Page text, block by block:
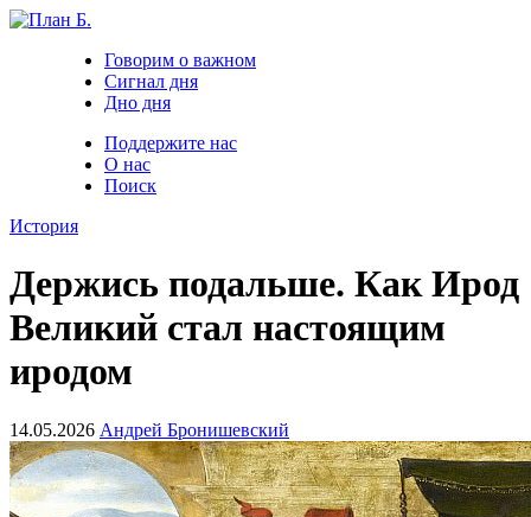
Говорим о важном
Сигнал дня
Дно дня
Поддержите нас
О нас
Поиск
История
Держись подальше. Как Ирод
Великий стал настоящим
иродом
14.05.2026 Андрей Бронишевский